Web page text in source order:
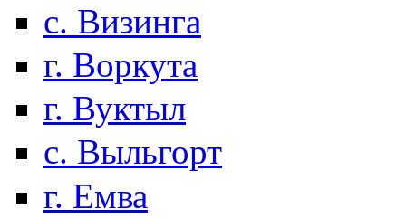
с. Визинга
г. Воркута
г. Вуктыл
с. Выльгорт
г. Емва